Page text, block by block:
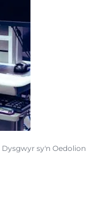
Dysgwyr sy'n Oedolion